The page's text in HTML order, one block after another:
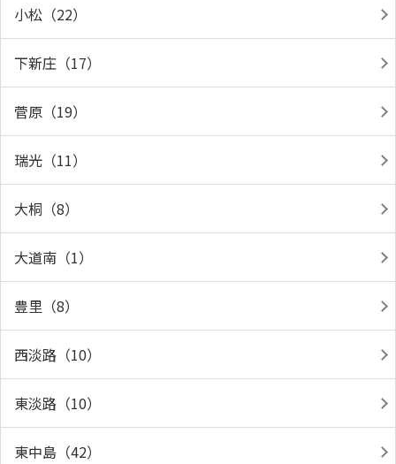
小松（22）
下新庄（17）
菅原（19）
瑞光（11）
大桐（8）
大道南（1）
豊里（8）
西淡路（10）
東淡路（10）
東中島（42）